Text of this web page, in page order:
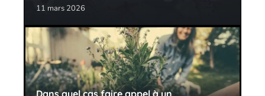
11 mars 2026